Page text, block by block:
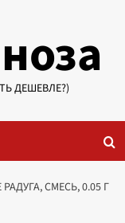
ДЕШЕВЛЕ?)
СМЕСЬ, 0.05 Г